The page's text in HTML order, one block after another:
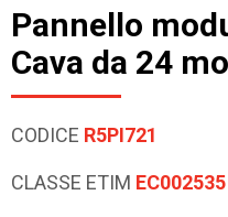
Pannello
Cava da 24
CODICE R5PI721
CLASSE ETIM EC002535